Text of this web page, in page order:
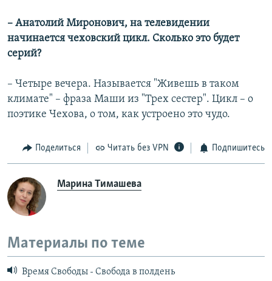
– Анатолий Миронович, на телевидении
начинается чеховский цикл. Сколько это будет
серий?
– Четыре вечера. Называется "Живешь в таком
климате" – фраза Маши из "Трех сестер". Цикл – о
поэтике Чехова, о том, как устроено это чудо.
Поделиться Читать без VPN Подпишитесь
Марина Тимашева
Материалы по теме
Время Свободы - Свобода в полдень